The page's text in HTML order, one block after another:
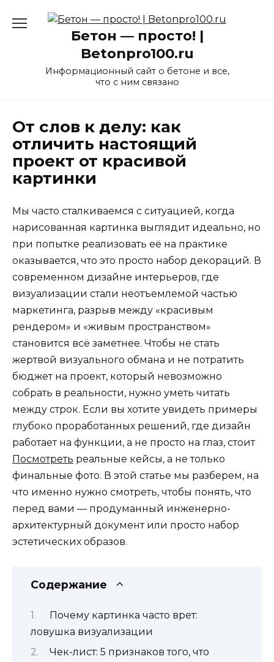
Бетон — просто! |
Betonpro100.ru
Информационный сайт о бетоне и все,
что с ним связано
От слов к делу: как
отличить настоящий
проект от красивой
картинки
Мы часто сталкиваемся с ситуацией, когда
нарисованная картинка выглядит идеально, но
при попытке реализовать её на практике
оказывается, что это просто набор декораций. В
современном дизайне интерьеров, где
визуализации стали неотъемлемой частью
маркетинга, разрыв между «красивым
рендером» и «живым пространством»
становится всё заметнее. Чтобы не стать
жертвой визуального обмана и не потратить
бюджет на проект, который невозможно
собрать в реальности, нужно уметь читать
между строк. Если вы хотите увидеть примеры
глубоко проработанных решений, где дизайн
работает на функции, а не просто на глаз, стоит
Посмотреть реальные кейсы, а не только
финальные фото. В этой статье мы разберем, на
что именно нужно смотреть, чтобы понять, что
перед вами — продуманный инженерно-
архитектурный документ или просто набор
эстетических образов.
Содержание
Почему картинка часто врет:
ловушка визуализации
Чек-лист: 5 признаков того, что